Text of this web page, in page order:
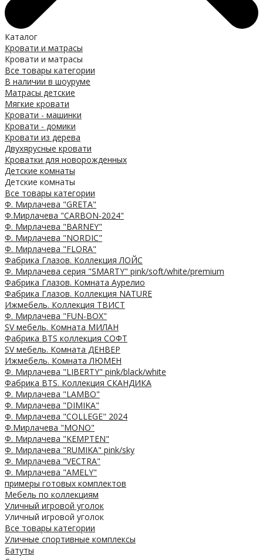
Каталог
Кровати и матрасы
Кровати и матрасы
Все товары категории
В наличии в шоуруме
Матрасы детские
Мягкие кровати
Кровати - машинки
Кровати - домики
Кровати из дерева
Двухярусные кровати
Кроватки для новорожденных
Детские комнаты
Детские комнаты
Все товары категории
Ф. Мирлачева "GRETA"
Ф.Мирлачева "CARBON-2024"
Ф. Мирлачева "BARNEY"
Ф. Мирлачева "NORDIC"
Ф. Мирлачева "FLORA"
Фабрика Глазов. Коллекция ЛОЙС
Ф. Мирлачева серия "SMARTY" pink/soft/white/premium
Фабрика Глазов. Комната Аурелио
Фабрика Глазов. Коллекция NATURE
Ижмебель. Коллекция ТВИСТ
Ф. Мирлачева "FUN-BOX"
SV мебель. Комната МИЛАН
Фабрика BTS коллекция СОФТ
SV мебель. Комната ДЕНВЕР
Ижмебель. Комната ЛЮМЕН
Ф. Мирлачева "LIBERTY" pink/black/white
Фабрика BTS. Коллекция СКАНДИКА
Ф. Мирлачева "LAMBO"
Ф. Мирлачева "DIMIKA"
Ф. Мирлачева "COLLEGE" 2024
Ф.Мирлачева "MONO"
Ф. Мирлачева "KEMPTEN"
Ф. Мирлачева "RUMIKA" pink/sky
Ф. Мирлачева "VECTRA"
Ф. Мирлачева "AMELY"
примеры готовых комплектов
Мебель по коллекциям
Уличный игровой уголок
Уличный игровой уголок
Все товары категории
Уличные спортивные комплексы
Батуты